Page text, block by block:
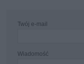
Twój e-mail
Wiadomość